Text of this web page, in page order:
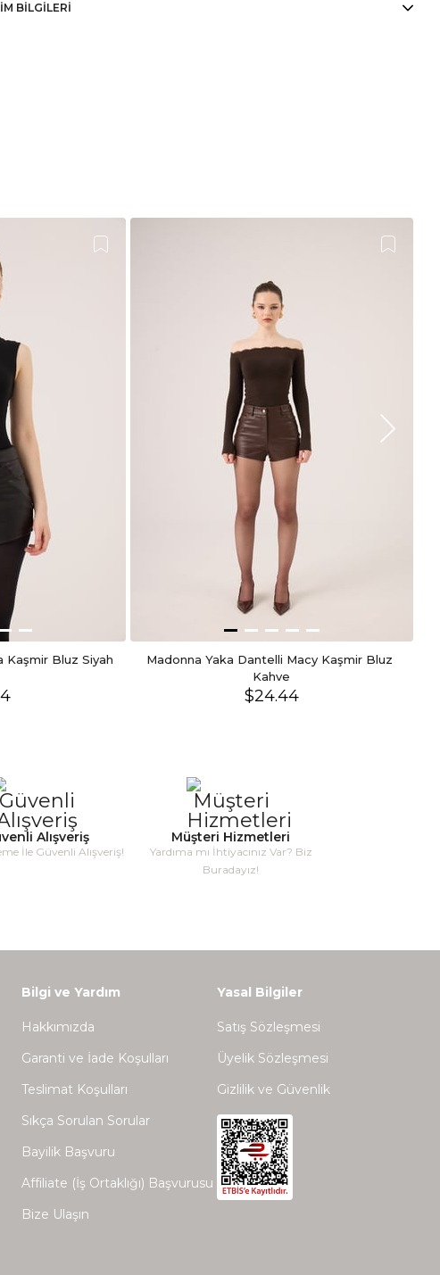
BİLGİLERİ
Kaşmir Bluz Siyah
Madonna Yaka Dantelli Macy Kaşmir Bluz
Kahve
$24.44
Alışveriş
İle Güvenli Alışveriş!
Müşteri Hizmetleri
Yardıma mı İhtiyacınız Var? Biz
Buradayız!
Bilgi ve Yardım
Hakkımızda
Garanti ve İade Koşulları
Teslimat Koşulları
Sıkça Sorulan Sorular
Bayilik Başvuru
Affiliate (İş Ortaklığı) Başvurusu
Bize Ulaşın
Yasal Bilgiler
Satış Sözleşmesi
Üyelik Sözleşmesi
Gizlilik ve Güvenlik